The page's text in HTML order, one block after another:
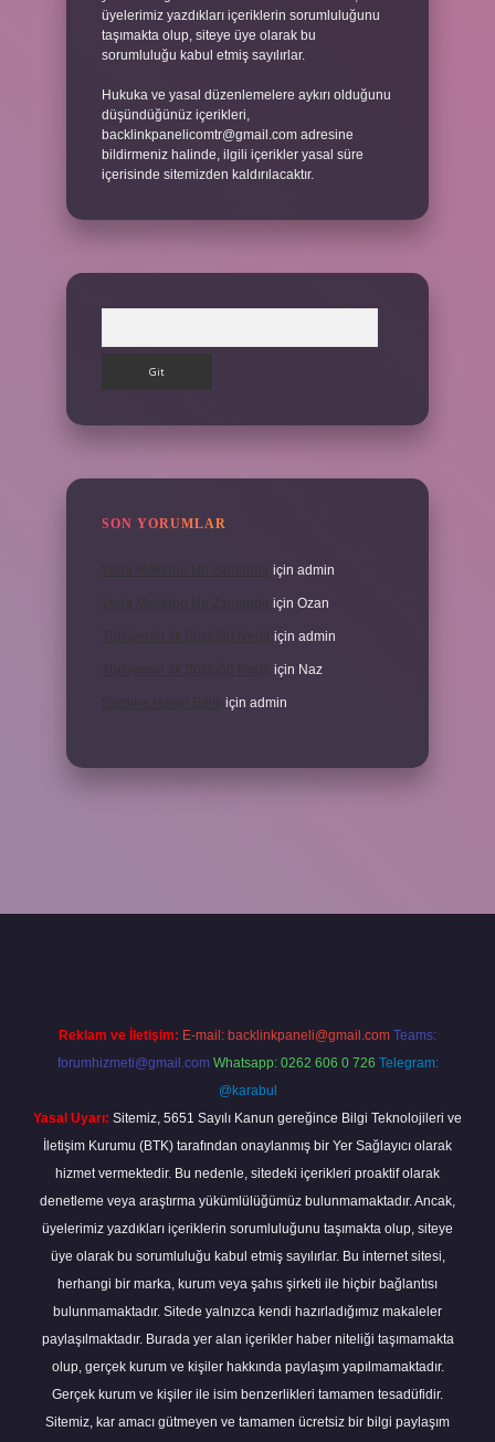
üyelerimiz yazdıkları içeriklerin sorumluluğunu
taşımakta olup, siteye üye olarak bu
sorumluluğu kabul etmiş sayılırlar.
Hukuka ve yasal düzenlemelere aykırı olduğunu
düşündüğünüz içerikleri,
backlinkpanelicomtr@gmail.com adresine
bildirmeniz halinde, ilgili içerikler yasal süre
içerisinde sitemizden kaldırılacaktır.
SON YORUMLAR
için admin
için Ozan
için admin
için Naz
için admin
Reklam ve İletişim: E-mail: backlinkpaneli@gmail.com Teams:
forumhizmeti@gmail.com Whatsapp: 0262 606 0 726 Telegram:
@karabul
Yasal Uyarı: Sitemiz, 5651 Sayılı Kanun gereğince Bilgi Teknolojileri ve
İletişim Kurumu (BTK) tarafından onaylanmış bir Yer Sağlayıcı olarak
hizmet vermektedir. Bu nedenle, sitedeki içerikleri proaktif olarak
denetleme veya araştırma yükümlülüğümüz bulunmamaktadır. Ancak,
üyelerimiz yazdıkları içeriklerin sorumluluğunu taşımakta olup, siteye
üye olarak bu sorumluluğu kabul etmiş sayılırlar. Bu internet sitesi,
herhangi bir marka, kurum veya şahıs şirketi ile hiçbir bağlantısı
bulunmamaktadır. Sitede yalnızca kendi hazırladığımız makaleler
paylaşılmaktadır. Burada yer alan içerikler haber niteliği taşımamakta
olup, gerçek kurum ve kişiler hakkında paylaşım yapılmamaktadır.
Gerçek kurum ve kişiler ile isim benzerlikleri tamamen tesadüfidir.
Sitemiz, kar amacı gütmeyen ve tamamen ücretsiz bir bilgi paylaşım